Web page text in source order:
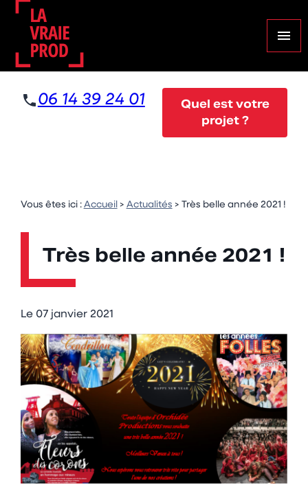
menu
06 14 39 24 01
Quel est votre
projet ?
Vous êtes ici : Accueil> Actualités > Très belle année 2021 !
Très belle année 2021 !
Le 07 janvier 2021
Panneau de gestion des cookies